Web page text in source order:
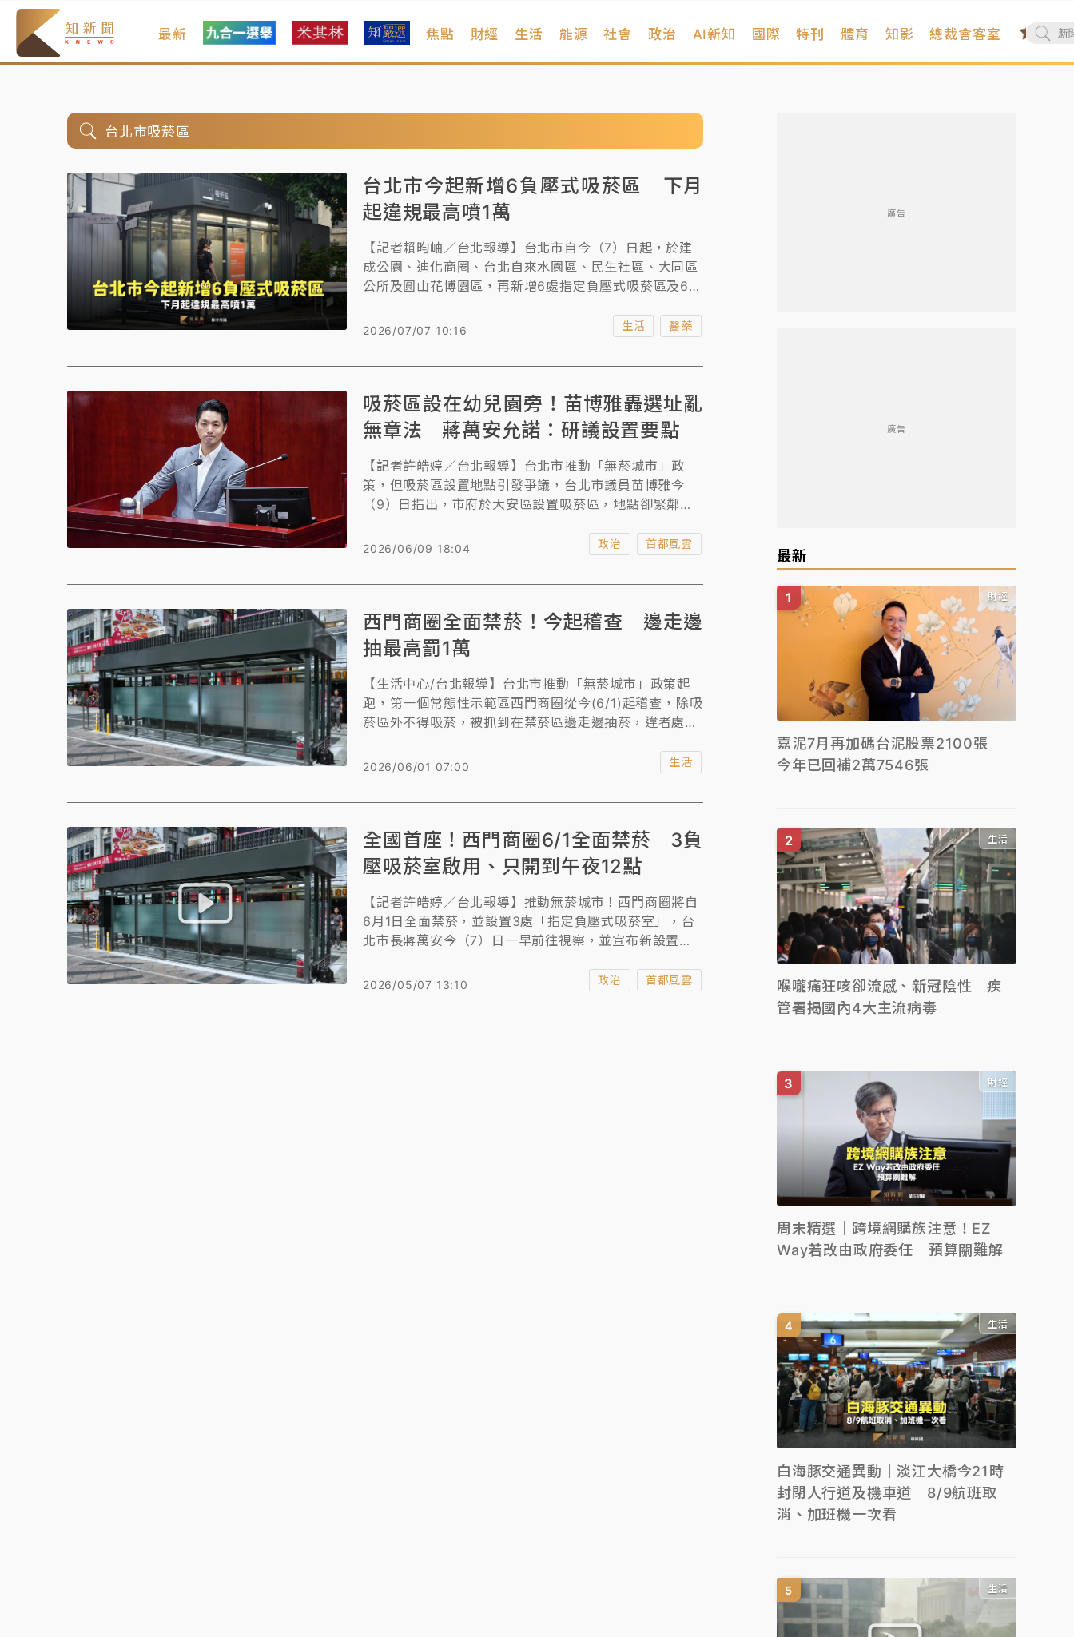
最新 焦點 財經 生活 能源 社會 政治 AI新知 國際 特刊 體育 知影 總裁會客室
台北市吸菸區
台北市今起新增6負壓式吸菸區 下月
起違規最高噴1萬
【記者賴昀岫／台北報導】台北市自今（7）日起，於建
成公園、迪化商圈、台北自來水園區、民生社區、大同區
公所及圓山花博園區，再新增6處指定負壓式吸菸區及68
止吸菸場所，未於指定吸菸區內吸菸者，將依《菸害防制
2026/07/07 10:16 生活 醫藥
吸菸區設在幼兒園旁！苗博雅轟選址亂
無章法 蔣萬安允諾：研議設置要點
【記者許皓婷／台北報導】台北市推動「無菸城市」政
策，但吸菸區設置地點引發爭議，台北市議員苗博雅今
（9）日指出，市府於大安區設置吸菸區，地點卻緊鄰幼
未充分與地方溝通，選址標準也欠缺明確規範。對此，台
點的初步修正規範，並持續檢討禁菸區與吸菸區的整體配
2026/06/09 18:04 政治 首都風雲
西門商圈全面禁菸！今起稽查 邊走邊
抽最高罰1萬
【生活中心/台北報導】台北市推動「無菸城市」政策起
跑，第一個常態性示範區西門商圈從今(6/1)起稽查，除吸
菸區外不得吸菸，被抓到在禁菸區邊走邊抽菸，違者處新
2026/06/01 07:00 生活
全國首座！西門商圈6/1全面禁菸 3負
壓吸菸室啟用、只開到午夜12點
【記者許皓婷／台北報導】推動無菸城市！西門商圈將自
6月1日全面禁菸，並設置3處「指定負壓式吸菸室」，台
北市長蔣萬安今（7）日一早前往視察，並宣布新設置指
點；西門街區發展促進會理事長劉家鑫表示，原先傾向24
2026/05/07 13:10 政治 首都風雲
廣告
廣告
最新
財經
嘉泥7月再加碼台泥股票2100張
今年已回補2萬7546張
生活
喉嚨痛狂咳卻流感、新冠陰性 疾
管署揭國內4大主流病毒
財經
周末精選｜跨境網購族注意！EZ
Way若改由政府委任 預算關難解
生活
白海豚交通異動｜淡江大橋今21時
封閉人行道及機車道 8/9航班取
消、加班機一次看
生活